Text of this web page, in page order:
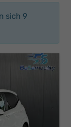
sich 9